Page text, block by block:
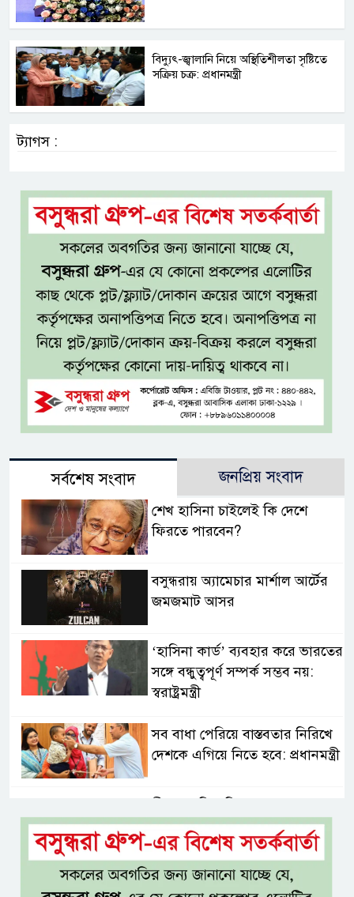
বিদ্যুৎ-জ্বালানি নিয়ে অস্থিতিশীলতা সৃষ্টিতে
সক্রিয় চক্র: প্রধানমন্ত্রী
ট্যাগস :
সর্বশেষ সংবাদ জনপ্রিয় সংবাদ
শেখ হাসিনা চাইলেই কি দেশে
ফিরতে পারবেন?
বসুন্ধরায় অ্যামেচার মার্শাল আর্টের
জমজমাট আসর
‘হাসিনা কার্ড’ ব্যবহার করে ভারতের
সঙ্গে বন্ধুত্বপূর্ণ সম্পর্ক সম্ভব নয়:
স্বরাষ্ট্রমন্ত্রী
সব বাধা পেরিয়ে বাস্তবতার নিরিখে
দেশকে এগিয়ে নিতে হবে: প্রধানমন্ত্রী
সোবহান আনভীর
সেবার মানসিকতা ছাড়া